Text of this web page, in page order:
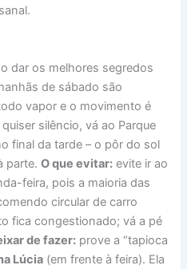
dar os melhores segredos
de sábado são
vapor e o movimento é
silêncio, vá ao Parque
final da tarde – o pôr do sol
parte.O que evitar: evite ir ao
feira, pois a maioria das
circular de carro
fica congestionado; vá a pé
de fazer: prove a “tapioca
Lúcia (em frente à feira). Ela